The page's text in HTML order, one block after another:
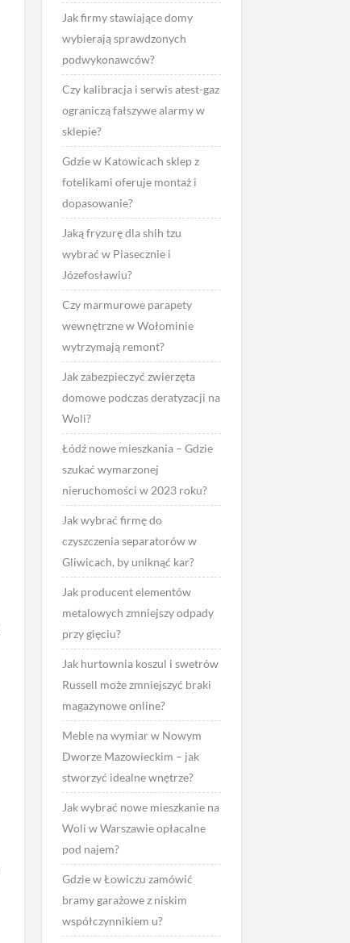
Jak firmy stawiające domy
wybierają sprawdzonych
podwykonawców?
Czy kalibracja i serwis atest-gaz
ograniczą fałszywe alarmy w
sklepie?
Gdzie w Katowicach sklep z
fotelikami oferuje montaż i
dopasowanie?
Jaką fryzurę dla shih tzu
wybrać w Piasecznie i
Józefosławiu?
Czy marmurowe parapety
wewnętrzne w Wołominie
wytrzymają remont?
Jak zabezpieczyć zwierzęta
domowe podczas deratyzacji na
Woli?
Łódź nowe mieszkania – Gdzie
szukać wymarzonej
nieruchomości w 2023 roku?
Jak wybrać firmę do
czyszczenia separatorów w
Gliwicach, by uniknąć kar?
Jak producent elementów
metalowych zmniejszy odpady
przy gięciu?
Jak hurtownia koszul i swetrów
Russell może zmniejszyć braki
magazynowe online?
Meble na wymiar w Nowym
Dworze Mazowieckim – jak
stworzyć idealne wnętrze?
Jak wybrać nowe mieszkanie na
Woli w Warszawie opłacalne
pod najem?
Gdzie w Łowiczu zamówić
bramy garażowe z niskim
współczynnikiem u?